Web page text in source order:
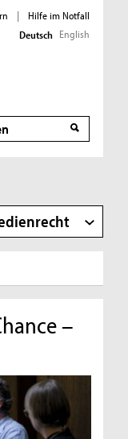
|
Hilfe im Notfall
Deutsch English
–